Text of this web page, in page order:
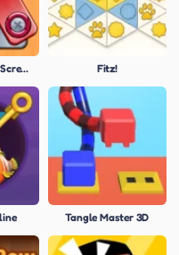
Nuts and Bolts: Screw Puzzle Fitz!
Tangle Master 3D